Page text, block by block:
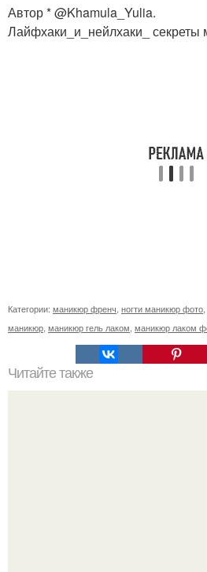
Автор * @Khamula_Yulia.
Лайфхаки_и_нейлхаки_ секреты
Категории: маникюр френч ногти маникюр фото
маникюр маникюр гель лаком маникюр лаком
Читайте также